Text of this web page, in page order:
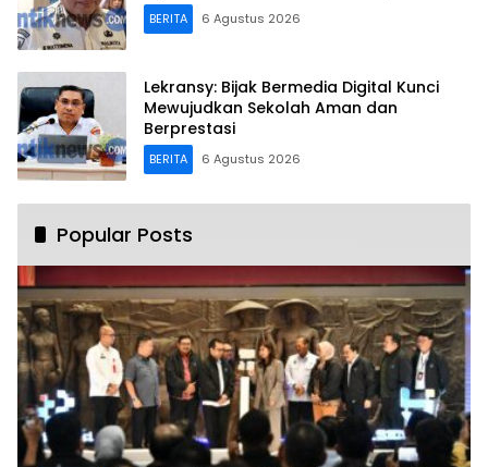
BERITA 6 Agustus 2026
Lekransy: Bijak Bermedia Digital Kunci
Mewujudkan Sekolah Aman dan
Berprestasi
BERITA 6 Agustus 2026
Popular Posts